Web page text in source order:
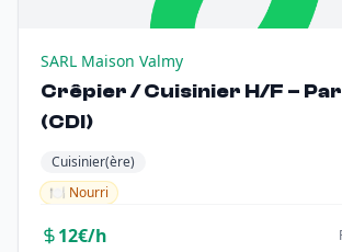
SARL Maison Valmy
Crêpier / Cuisinier H/F –
(CDI)
Cuisinier(ère)
🍽️ Nourri
12€/h